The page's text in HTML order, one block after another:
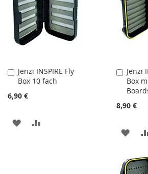
Jenzi INSPIRE Fly
Box 10 fach
6,90 €
In
den
Warenkorb
ZUR
Jenzi
Box
8,90 €
In
den
ZUR